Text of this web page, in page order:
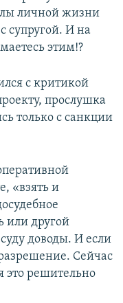
личной жизни
супругой. И на
этим!?
с критикой
прослушка
только с санкции
«взять и
или другой
доводы. И если
Сейчас
это решительно